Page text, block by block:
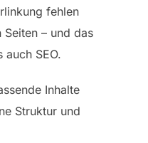
fehlen
– und das
SEO.
Inhalte
Struktur und